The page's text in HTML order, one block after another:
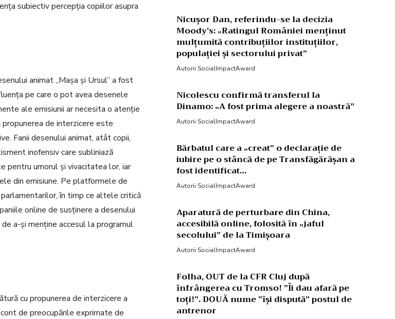
subiectiv percepția copiilor asupra
animat „Mașa și Ursul” a fost
pe care o pot avea desenele
ale emisiunii ar necesita o atenție
de interzicere este
Fanii desenului animat, atât copii,
inofensiv care subliniază
pentru umorul și vivacitatea lor, iar
din emisiune. Pe platformele de
în timp ce altele critică
online de susținere a desenului
a-și menține accesul la programul
cu propunerea de interzicere a
de preocupările exprimate de
Nicușor Dan, referindu-se la decizia
Moody’s: „Ratingul României menținut
mulțumită contribuțiilor instituțiilor,
populației și sectorului privat”
Autorii SocialImpactAward
Nicolescu confirmă transferul la
Dinamo: „A fost prima alegere a noastră”
Autorii SocialImpactAward
Bărbatul care a „creat” o declarație de
iubire pe o stâncă de pe Transfăgărășan a
fost identificat…
Autorii SocialImpactAward
Aparatură de perturbare din China,
accesibilă online, folosită în „jaful
secolului” de la Timișoara
Autorii SocialImpactAward
Folha, OUT de la CFR Cluj după
înfrângerea cu Tromso! ”Îi dau afară pe
toți!”. DOUĂ nume ”își dispută” postul de
antrenor